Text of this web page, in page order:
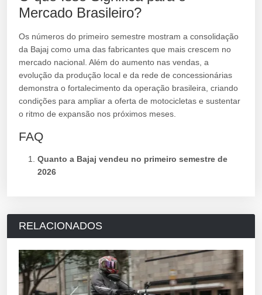
Mercado Brasileiro?
Os números do primeiro semestre mostram a consolidação
da Bajaj como uma das fabricantes que mais crescem no
mercado nacional. Além do aumento nas vendas, a
evolução da produção local e da rede de concessionárias
demonstra o fortalecimento da operação brasileira, criando
condições para ampliar a oferta de motocicletas e sustentar
o ritmo de expansão nos próximos meses.
FAQ
Quanto a Bajaj vendeu no primeiro semestre de
2026
RELACIONADOS